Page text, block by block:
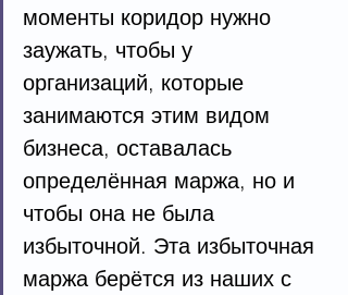
моменты коридор нужно
заужать, чтобы у
организаций, которые
занимаются этим видом
бизнеса, оставалась
определённая маржа, но и
чтобы она не была
избыточной. Эта избыточная
маржа берётся из наших с